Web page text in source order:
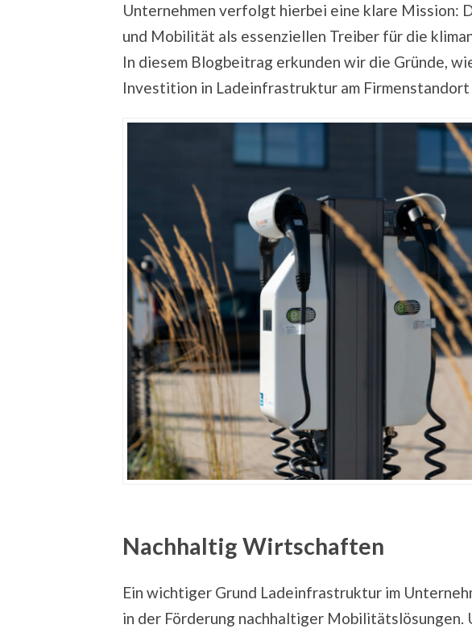
Unternehmen verfolgt hierbei eine klare Mission:
und Mobilität als essenziellen Treiber für die
In diesem Blogbeitrag erkunden wir die Gründe,
Investition in Ladeinfrastruktur am
Nachhaltig Wirtschaften
Ein wichtiger Grund Ladeinfrastruktur im
in der Förderung nachhaltiger Mobilitätslösungen.